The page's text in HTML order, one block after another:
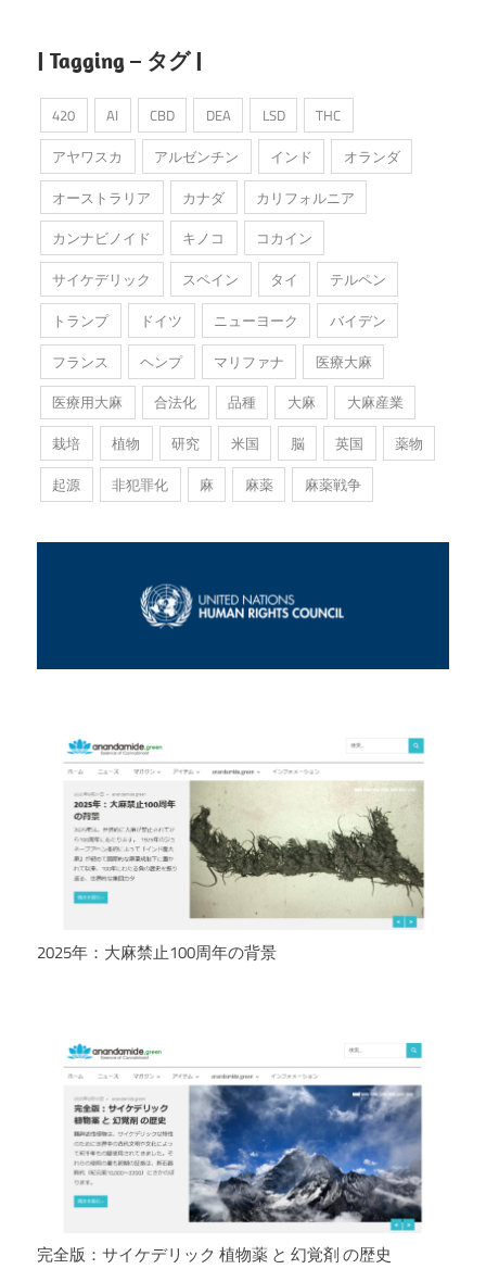
| Tagging – タグ |
420 AI CBD DEA LSD
THC
アヤワスカ
アルゼンチン インド
オランダ
オーストラリア
カナダ
カリフォルニア
カンナビノイド
キノコ
コカイン
サイケデリック
スペイン タイ
テルペン
トランプ
ドイツ ニューヨーク
バイデン
フランス
ヘンプ マリファナ
医療大麻
医療用大麻
合法化 品種 大麻
大麻産業
栽培
植物 研究 米国 脳 英国
薬物
起源
非犯罪化 麻 麻薬 麻薬戦争
2025年：大麻禁止100周年の背景
完全版：サイケデリック 植物薬 と 幻覚剤 の歴史